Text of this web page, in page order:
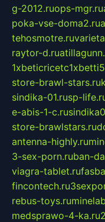
g-2012.ruops-mgr.ru
poka-vse-doma2.ru
tehosmotre.ru
raytor-d.ru
store-brawl-stars.ru
sindika-01.rusp-
e-abis-1-c.ru
store-brawlstars.ru
antenna-highly.ru
3-sex-porn.ruban-
viagra-tablet.ru
fincontech.ru
rebus-toys.ru
medsprawo-4-ka.ru